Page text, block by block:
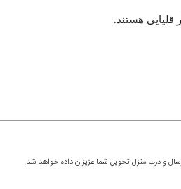
قلیایی هستند.
و درب منزل تحویل شما عزیزان داده خواهد شد.